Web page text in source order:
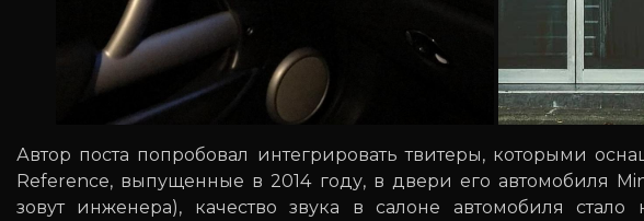
Автор поста попробовал интегрировать твитеры, которыми
Reference, выпущенные в 2014 году, в двери его автомобиля
зовут инженера), качество звука в салоне автомобиля